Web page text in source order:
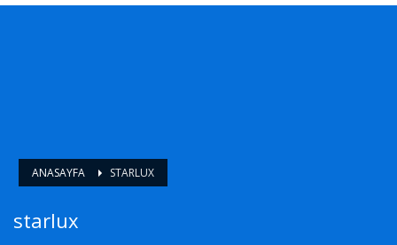
ANASAYFA STARLUX
starlux